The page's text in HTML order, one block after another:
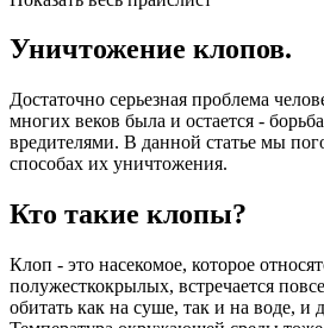
Уничтожение клопов.
Достаточно серьезная проблема
многих веков была и остается -
вредителями. В данной статье мы
способах их уничтожения.
Кто такие клопы?
Клоп - это насекомое, которое
полужесткокрылых, встречается
обитать как на суше, так и на воде, и